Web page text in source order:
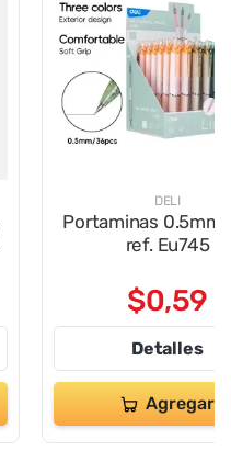
DELI
Portaminas 0.5mm
ref. Eu745
$0,59
Detalles
Agregar